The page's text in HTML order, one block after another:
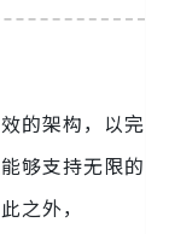
的架构，以完
够支持无限的
之外，